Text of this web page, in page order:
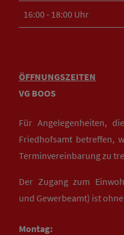
16:00 - 18:00 Uhr
ÖFFNUNGSZEITEN
VG BOOS
Für Angelegenheiten,
Friedhofsamt betreffen,
Terminvereinbarung zu
Der Zugang zum
und Gewerbeamt) ist
Montag: